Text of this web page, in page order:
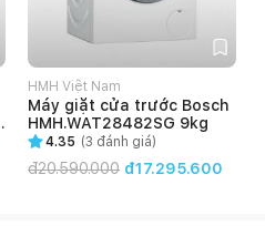
HMH Việt Nam
Máy giặt cửa trước Bosch
HMH.WAT28482SG 9kg
4.35 (3 đánh giá)
đ20.590.000 đ17.295.600